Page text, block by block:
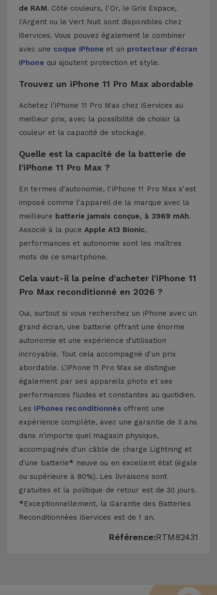
de RAM. Côté couleurs, l'Or, le Gris Espace,
l'Argent ou le Vert Nuit sont disponibles chez
iServices. Vous pouvez également le combiner
avec une coque iPhone et un protecteur d'écran
iPhone qui ajoutent protection et style.
Trouvez un iPhone 11 Pro Max abordable
Achetez l'iPhone 11 Pro Max chez iServices au
meilleur prix, avec la possibilité de choisir la
couleur et la capacité de stockage.
Quelle est la capacité de la batterie de
l'iPhone 11 Pro Max ?
En termes d'autonomie, l'iPhone 11 Pro Max s'est
imposé comme l'appareil de la marque avec la
meilleure batterie jamais conçue, à 3969 mAh.
Associé à la puce Apple A13 Bionic,
performances et autonomie sont les maîtres
mots de ce smartphone.
Cela vaut-il la peine d'acheter l'iPhone 11
Pro Max reconditionné en 2026 ?
Oui, surtout si vous recherchez un iPhone avec un
grand écran, une batterie offrant une énorme
autonomie et une expérience d'utilisation
incroyable. Tout cela accompagné d'un prix
abordable. L'iPhone 11 Pro Max se distingue
également par ses appareils photo et ses
performances fluides et constantes au quotidien.
Les iPhones reconditionnésoffrent une
expérience complète, avec une garantie de 3 ans
dans n'importe quel magasin physique,
accompagnés d'un câble de charge Lightning et
d'une batterie* neuve ou en excellent état (égale
ou supérieure à 80%). Les livraisons sont
gratuites et la politique de retour est de 30 jours.
*Exceptionnellement, la Garantie des Batteries
Reconditionnées iServices est de 1 an.
Référence:RTM82431